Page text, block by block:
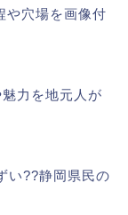
や穴場を画像付
力を地元人が
い??静岡県民の